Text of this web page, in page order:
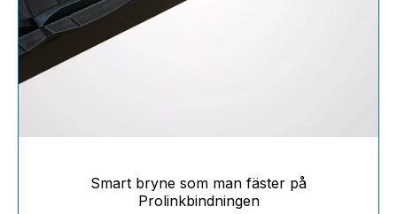
Smart bryne som man fäster på
Prolinkbindningen